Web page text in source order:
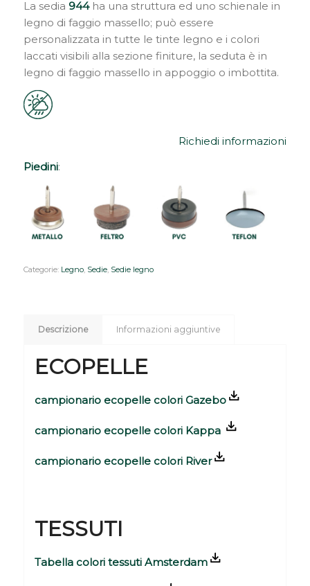
La sedia 944ha una struttura ed uno schienale in
legno di faggio massello; può essere
personalizzata in tutte le tinte legno e i colori
laccati visibili alla sezione finiture, la seduta è in
legno di faggio massello in appoggio o imbottita.
Richiedi informazioni
Piedini:
Categorie: Legno, Sedie, Sedie legno
Descrizione Informazioni aggiuntive
ECOPELLE
campionario ecopelle colori Gazebo
campionario ecopelle colori Kappa
campionario ecopelle colori River
TESSUTI
Tabella colori tessuti Amsterdam